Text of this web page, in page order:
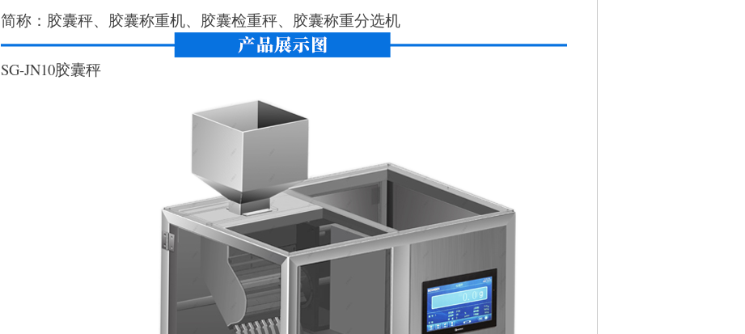
简称：胶囊秤、胶囊称重机、胶囊检重秤、胶囊称重分选机
SG-JN10胶囊秤